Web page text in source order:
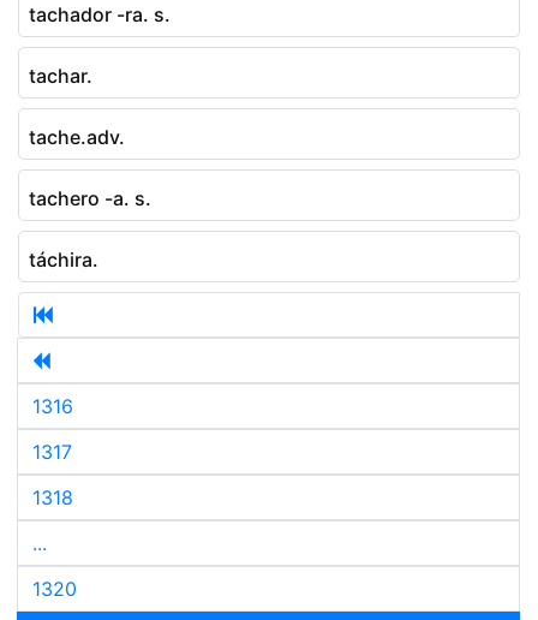
tachador -ra. s.
tachar.
tache.adv.
tachero -a. s.
táchira.
1316
1317
1318
...
1320